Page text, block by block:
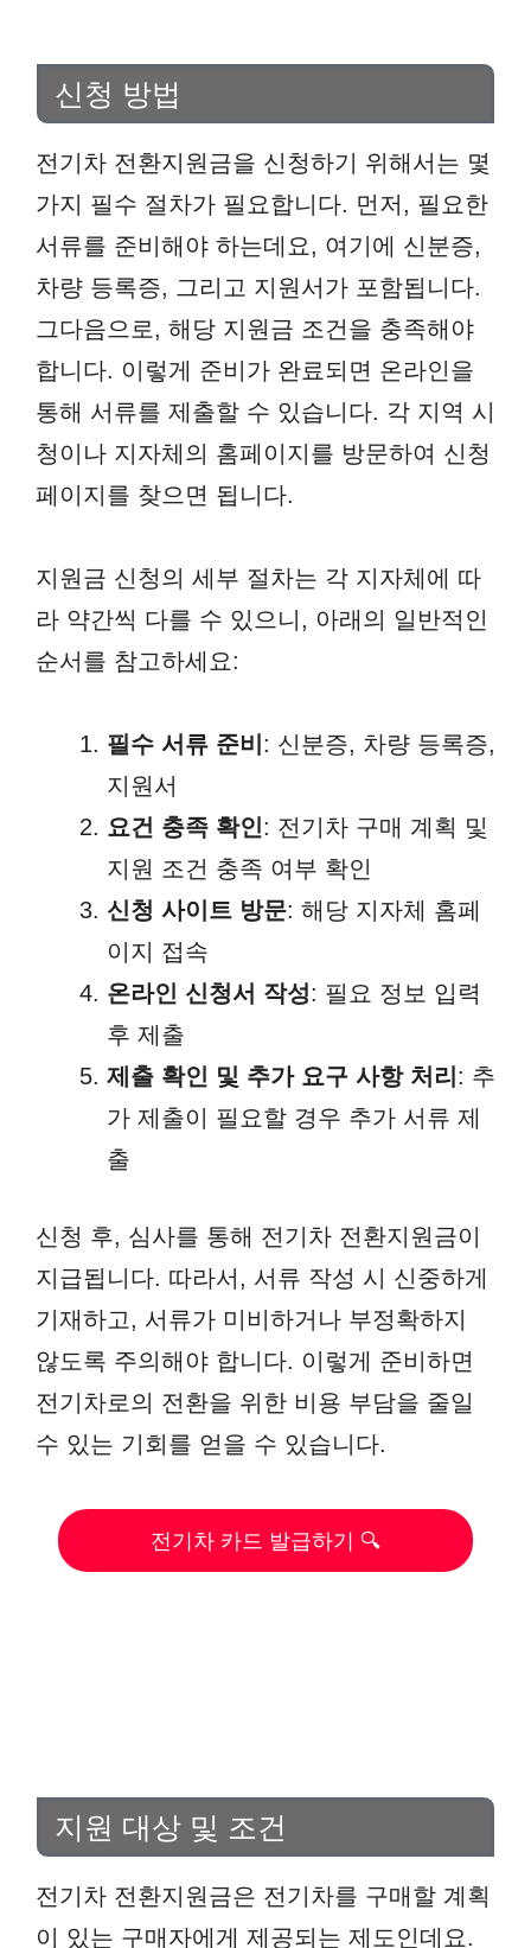
신청 방법
전기차 전환지원금을 신청하기 위해서는 몇
가지 필수 절차가 필요합니다. 먼저, 필요한
서류를 준비해야 하는데요, 여기에 신분증,
차량 등록증, 그리고 지원서가 포함됩니다.
그다음으로, 해당 지원금 조건을 충족해야
합니다. 이렇게 준비가 완료되면 온라인을
통해 서류를 제출할 수 있습니다. 각 지역 시
청이나 지자체의 홈페이지를 방문하여 신청
페이지를 찾으면 됩니다.
지원금 신청의 세부 절차는 각 지자체에 따
라 약간씩 다를 수 있으니, 아래의 일반적인
순서를 참고하세요:
필수 서류 준비 : 신분증, 차량 등록증,
지원서
요건 충족 확인: 전기차 구매 계획 및
지원 조건 충족 여부 확인
신청 사이트 방문: 해당 지자체 홈페
이지 접속
온라인 신청서 작성: 필요 정보 입력
후 제출
제출 확인 및 추가 요구 사항 처리 : 추
가 제출이 필요할 경우 추가 서류 제
출
신청 후, 심사를 통해 전기차 전환지원금이
지급됩니다. 따라서, 서류 작성 시 신중하게
기재하고, 서류가 미비하거나 부정확하지
않도록 주의해야 합니다. 이렇게 준비하면
전기차로의 전환을 위한 비용 부담을 줄일
수 있는 기회를 얻을 수 있습니다.
전기차 카드 발급하기 🔍
지원 대상 및 조건
전기차 전환지원금은 전기차를 구매할 계획
이 있는 구매자에게 제공되는 제도인데요.